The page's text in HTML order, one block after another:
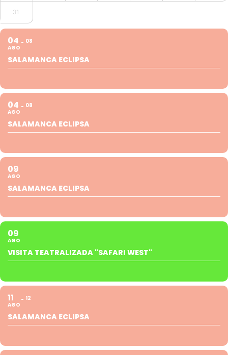
31
04
AGO
08
SALAMANCA ECLIPSA
04
AGO
08
SALAMANCA ECLIPSA
09
AGO
SALAMANCA ECLIPSA
09
AGO
VISITA TEATRALIZADA "SAFARI WEST"
11
AGO
12
SALAMANCA ECLIPSA